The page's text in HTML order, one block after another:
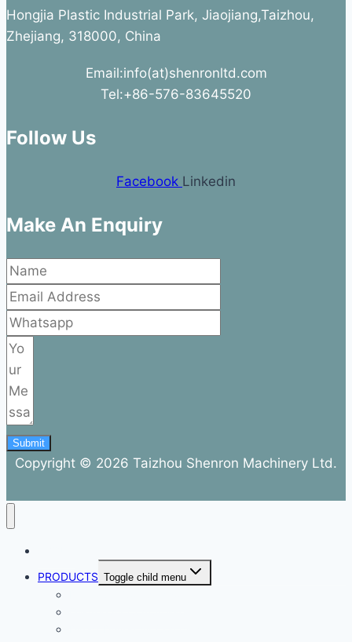
Hongjia Plastic Industrial Park, Jiaojiang,Taizhou,
Zhejiang, 318000, China
Email:info(at)shenronltd.com
Tel:+86-576-83645520
Follow Us
Facebook Linkedin
Make An Enquiry
Submit
Copyright © 2026 Taizhou Shenron Machinery Ltd.
PRODUCTS Toggle child menu